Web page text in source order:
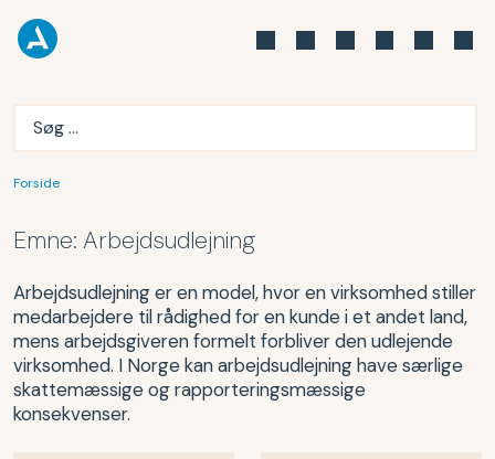
Forside
Emne: Arbejdsudlejning
Arbejdsudlejning er en model, hvor en virksomhed stiller
medarbejdere til rådighed for en kunde i et andet land,
mens arbejdsgiveren formelt forbliver den udlejende
virksomhed. I Norge kan arbejdsudlejning have særlige
skattemæssige og rapporteringsmæssige
konsekvenser.